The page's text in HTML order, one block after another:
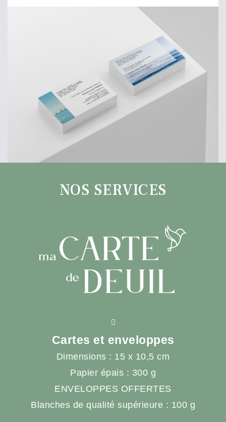
NOS SERVICES
Cartes et enveloppes
Dimensions : 15 x 10,5 cm
Papier épais : 300 g
ENVELOPPES OFFERTES
Blanches de qualité supérieure : 100 g